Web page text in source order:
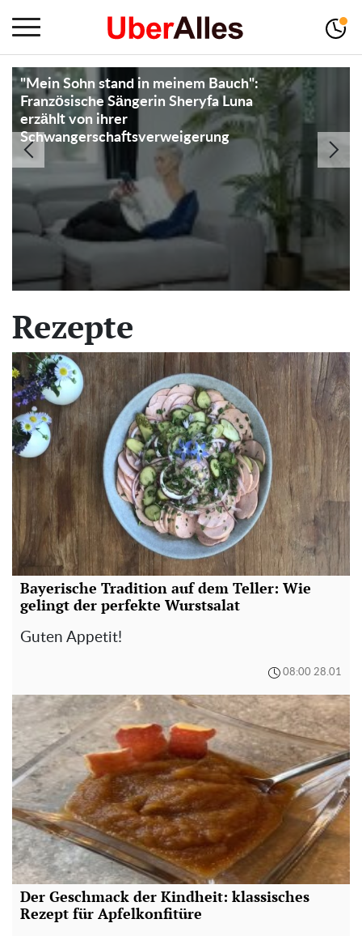
"Ich hatte keine andere Wahl": Frau ruft
die Polizei, nachdem sie Nachbarn dabei
erwischt hat, wie sie ein Paket von ihrer
Türschwelle genommen haben
Rezepte
Bayerische Tradition auf dem Teller: Wie
gelingt der perfekte Wurstsalat
Guten Appetit!
08:00 28.01
Der Geschmack der Kindheit: klassisches
Rezept für Apfelkonfitüre